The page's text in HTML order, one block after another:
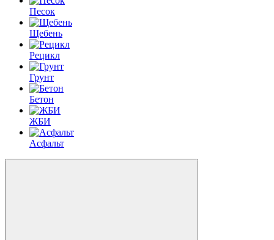
Песок
Щебень
Рецикл
Грунт
Бетон
ЖБИ
Асфальт